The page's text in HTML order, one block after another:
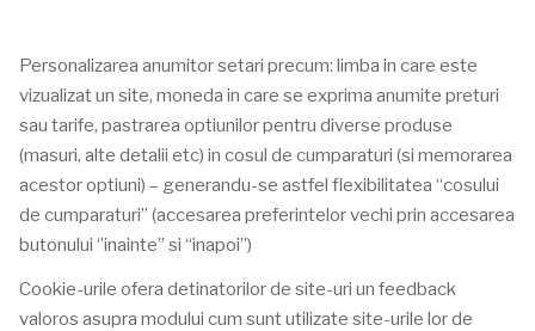
Personalizarea anumitor setari precum: limba in care este
vizualizat un site, moneda in care se exprima anumite preturi
sau tarife, pastrarea optiunilor pentru diverse produse
(masuri, alte detalii etc) in cosul de cumparaturi (si memorarea
acestor optiuni) – generandu-se astfel flexibilitatea “cosului
de cumparaturi” (accesarea preferintelor vechi prin accesarea
butonului ‘’inainte’’ si “inapoi’’)
Cookie-urile ofera detinatorilor de site-uri un feedback
valoros asupra modului cum sunt utilizate site-urile lor de